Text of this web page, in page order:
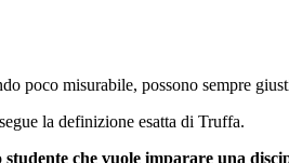
poco misurabile, possono sempre
la definizione esatta di Truffa.
studente che vuole imparare una